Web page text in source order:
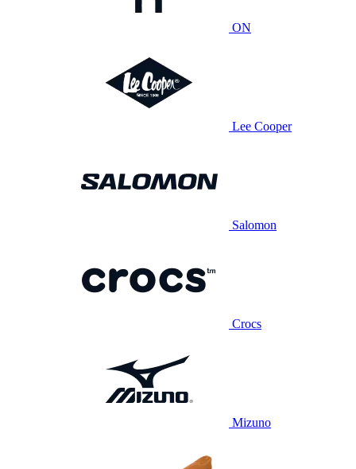
ON
Lee Cooper
Salomon
Crocs
Mizuno